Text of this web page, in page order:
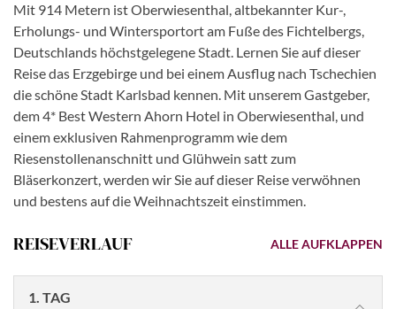
Mit 914 Metern ist Oberwiesenthal, altbekannter Kur-,
Erholungs- und Wintersportort am Fuße des Fichtelbergs,
Deutschlands höchstgelegene Stadt. Lernen Sie auf dieser
Reise das Erzgebirge und bei einem Ausflug nach Tschechien
die schöne Stadt Karlsbad kennen. Mit unserem Gastgeber,
dem 4* Best Western Ahorn Hotel in Oberwiesenthal, und
einem exklusiven Rahmenprogramm wie dem
Riesenstollenanschnitt und Glühwein satt zum
Bläserkonzert, werden wir Sie auf dieser Reise verwöhnen
und bestens auf die Weihnachtszeit einstimmen.
REISEVERLAUF ALLE AUFKLAPPEN
1. TAG